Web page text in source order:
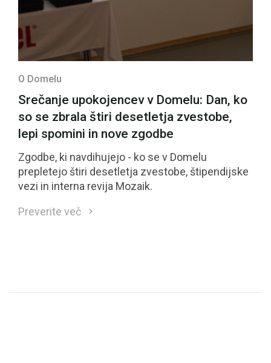
O Domelu
Srečanje upokojencev v Domelu: Dan, ko
so se zbrala štiri desetletja zvestobe,
lepi spomini in nove zgodbe
Zgodbe, ki navdihujejo - ko se v Domelu
prepletejo štiri desetletja zvestobe, štipendijske
vezi in interna revija Mozaik.
Preverite več